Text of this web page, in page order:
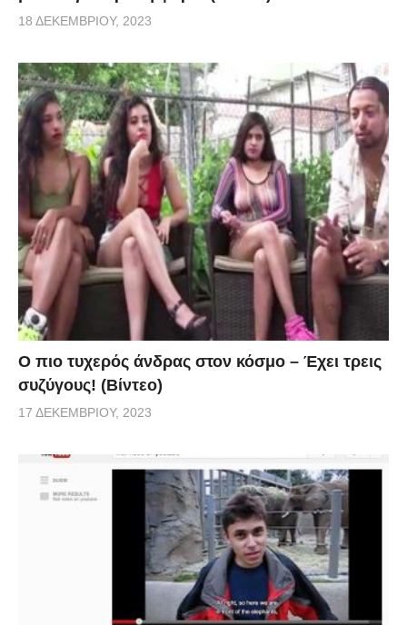
18 ΔΕΚΕΜΒΡΊΟΥ, 2023
Ο πιο τυχερός άνδρας στον κόσμο – Έχει τρεις
συζύγους! (Βίντεο)
17 ΔΕΚΕΜΒΡΊΟΥ, 2023